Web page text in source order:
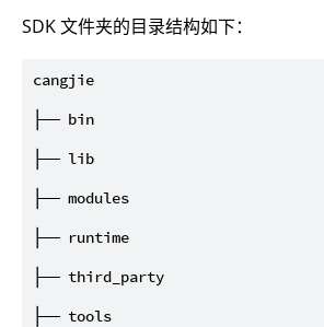
SDK 文件夹的目录结构如下：
cangjie
├── bin
├── lib
├── modules
├── runtime
├── third_party
├── tools